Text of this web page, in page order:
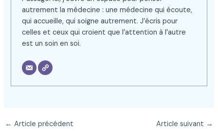
autrement la médecine : une médecine qui écoute,
qui accueille, qui soigne autrement. J’écris pour
celles et ceux qui croient que l’attention à l’autre
est un soin en soi.
← Article précédent Article suivant →